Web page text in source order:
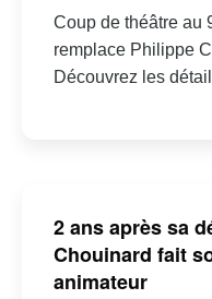
Coup de théâtre au
remplace Philippe
Découvrez les
2 ans après sa
Chouinard fait
animateur